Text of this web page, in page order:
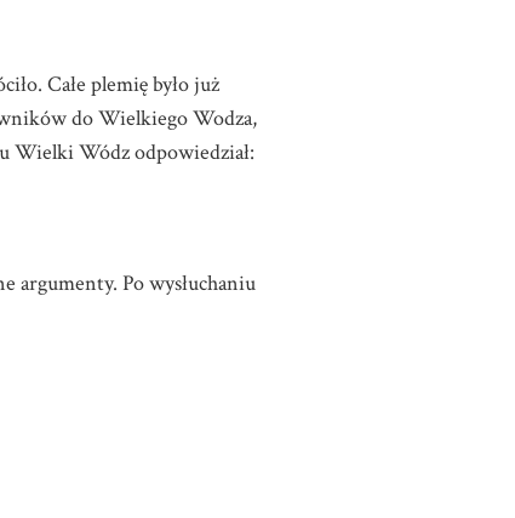
Całe plemię było już
do Wielkiego Wodza,
Wielki Wódz odpowiedział:
argumenty. Po wysłuchaniu